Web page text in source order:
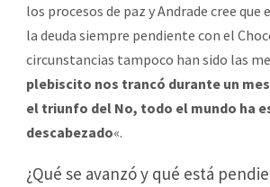
los procesos de paz y Andrade cree que
la deuda siempre pendiente con el
circunstancias tampoco han sido las
plebiscito nos trancó durante un
el triunfo del No, todo el mundo ha
descabezado«.
¿Qué se avanzó y qué está